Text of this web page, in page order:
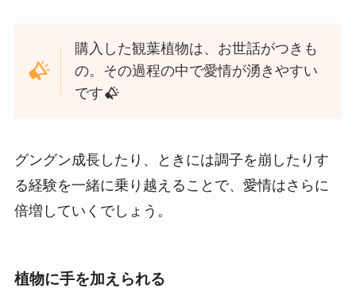
購入した観葉植物は、お世話がつきも
の。その過程の中で愛情が湧きやすい
です
グングン成長したり、ときには調子を崩したりす
る経験を一緒に乗り越えることで、愛情はさらに
倍増していくでしょう。
植物に手を加えられる